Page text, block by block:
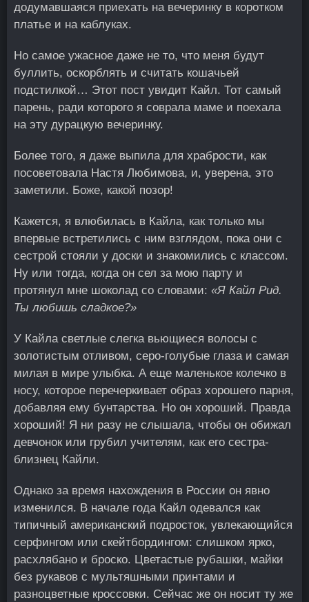
додумавшаяся приехать на вечеринку в коротком
платье и на каблуках.
Но самое ужасное даже не то, что меня будут
буллить, оскорблять и считать кошачьей
подстилкой… Этот пост увидит Кайл. Тот самый
парень, ради которого я соврала маме и поехала
на эту дурацкую вечеринку.
Более того, я даже выпила для храбрости, как
посоветовала Настя Любимова, и, уверена, это
заметили. Боже, какой позор!
Кажется, я влюбилась в Кайла, как только мы
впервые встретились с ним взглядом, пока они с
сестрой стояли у доски и знакомились с классом.
Ну или тогда, когда он сел за мою парту и
протянул мне шоколад со словами: «Я Кайл Рид.
Ты любишь сладкое?»
У Кайла светлые слегка вьющиеся волосы с
золотистым отливом, серо-голубые глаза и самая
милая в мире улыбка. А еще маленькое колечко в
носу, которое перечеркивает образ хорошего парня,
добавляя ему бунтарства. Но он хороший. Правда
хороший! Я ни разу не слышала, чтобы он обижал
девчонок или грубил учителям, как его сестра-
близнец Кайли.
Однако за время нахождения в России он явно
изменился. В начале года Кайл одевался как
типичный американский подросток, увлекающийся
серфингом или скейтбордингом: слишком ярко,
расхлябано и броско. Цветастые рубашки, майки
без рукавов с мультяшными принтами и
разноцветные кроссовки. Сейчас же он носит ту же